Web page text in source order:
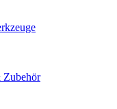
Zubehör